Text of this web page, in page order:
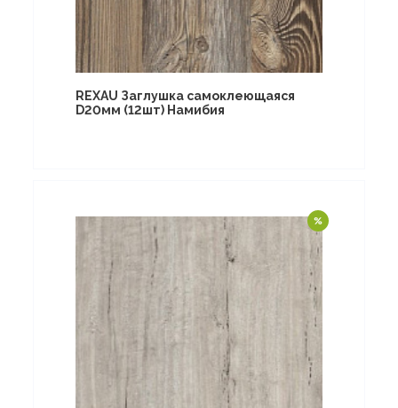
REXAU Заглушка самоклеющаяся
D20мм (12шт) Намибия